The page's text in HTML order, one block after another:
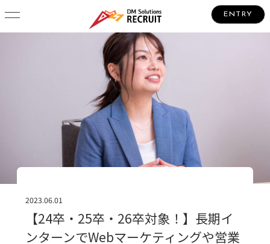
ENTRY
2023.06.01
【24卒・25卒・26卒対象！】長期イ
ンターンでWebマーケティングや営業